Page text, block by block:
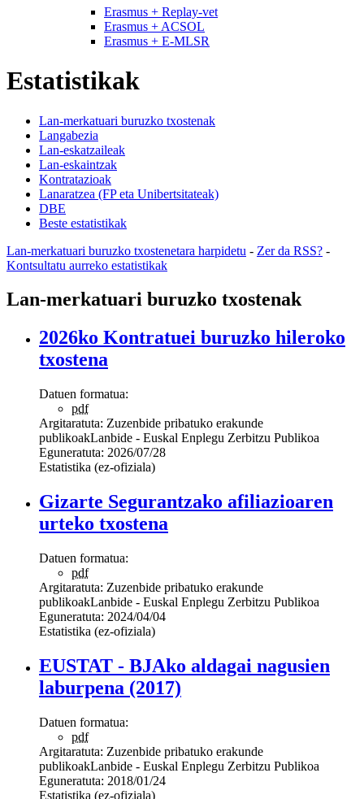
Erasmus + Replay-vet
Erasmus + ACSOL
Erasmus + E-MLSR
Estatistikak
Lan-merkatuari buruzko txostenak
Langabezia
Lan-eskatzaileak
Lan-eskaintzak
Kontratazioak
Lanaratzea (FP eta Unibertsitateak)
DBE
Beste estatistikak
Lan-merkatuari buruzko txostenetara harpidetu - Zer da RSS? -
Kontsultatu aurreko estatistikak
Lan-merkatuari buruzko txostenak
2026ko Kontratuei buruzko hileroko
txostena
Datuen formatua:
pdf
Argitaratuta: Zuzenbide pribatuko erakunde
publikoakLanbide - Euskal Enplegu Zerbitzu Publikoa
Eguneratuta: 2026/07/28
Estatistika (ez-ofiziala)
Gizarte Segurantzako afiliazioaren
urteko txostena
Datuen formatua:
pdf
Argitaratuta: Zuzenbide pribatuko erakunde
publikoakLanbide - Euskal Enplegu Zerbitzu Publikoa
Eguneratuta: 2024/04/04
Estatistika (ez-ofiziala)
EUSTAT - BJAko aldagai nagusien
laburpena (2017)
Datuen formatua:
pdf
Argitaratuta: Zuzenbide pribatuko erakunde
publikoakLanbide - Euskal Enplegu Zerbitzu Publikoa
Eguneratuta: 2018/01/24
Estatistika (ez-ofiziala)